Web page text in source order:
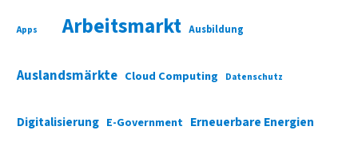
Apps Arbeitsmarkt Ausbildung
Auslandsmärkte Cloud Computing Datenschutz
Digitalisierung E-Government Erneuerbare Energien